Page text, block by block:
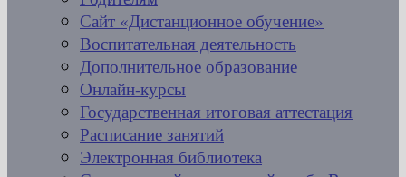
Сайт «Дистанционное обучение»
Воспитательная деятельность
Дополнительное образование
Онлайн-курсы
Государственная итоговая аттестация
Расписание занятий
Электронная библиотека